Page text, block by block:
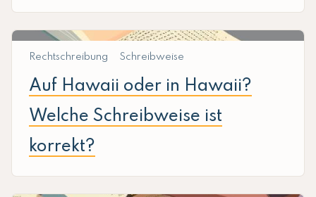
Rechtschreibung Schreibweise
Auf Hawaii oder in Hawaii?
Welche Schreibweise ist
korrekt?